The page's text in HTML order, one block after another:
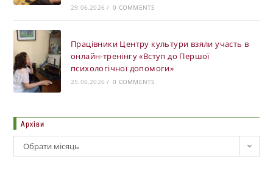
29.06.2026 / 0 COMMENTS
Працівники Центру культури взяли участь в
онлайн-тренінгу «Вступ до Першої
психологічної допомоги»
25.06.2026 / 0 COMMENTS
Архіви
Обрати місяць